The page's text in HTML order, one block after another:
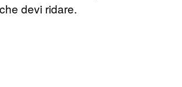
devi ridare.